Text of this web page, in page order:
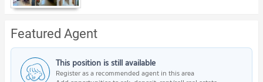
Featured Agent
This position is still available
Register as a recommended agent in this area